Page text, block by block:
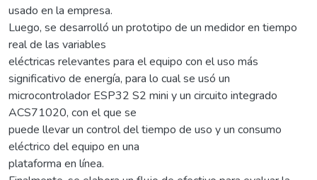
usado en la empresa.
Luego, se desarrolló un prototipo de un medidor en tiempo
real de las variables
eléctricas relevantes para el equipo con el uso más
significativo de energía, para lo cual se usó un
microcontrolador ESP32 S2 mini y un circuito integrado
ACS71020, con el que se
puede llevar un control del tiempo de uso y un consumo
eléctrico del equipo en una
plataforma en línea.